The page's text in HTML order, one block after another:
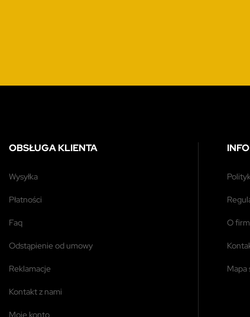
OBSŁUGA KLIENTA
wysyłka
płatności
faq
odstąpienie od umowy
reklamacje
kontakt z nami
moje konto
o